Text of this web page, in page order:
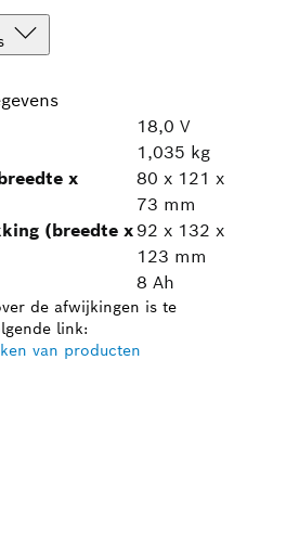
18,0 V
1,035 kg
x
80 x 121 x
73 mm
(breedte x92 x 132 x
123 mm
8 Ah
de afwijkingen is te
link:
van producten